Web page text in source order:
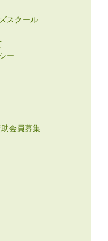
スクール
ー
会員募集